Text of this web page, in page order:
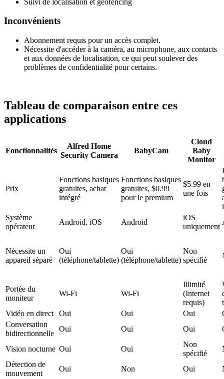
Inconvénients
Abonnement requis pour un accès complet.
Nécessite d'accéder à la caméra, au microphone, aux contacts
et aux données de localisation, ce qui peut soulever des
problèmes de confidentialité pour certains.
Tableau de comparaison entre ces
applications
Fonctionnalités
Alfred Home
Security Camera
BabyCam
Cloud
Baby
Monitor
Prix
Fonctions basiques
gratuites, achat
intégré
Fonctions basiques
gratuites, $0.99
pour le premium
$5.99 en
une fois
Système
opérateur
Android, iOS Android
iOS
uniquement
Nécessite un
appareil séparé
Oui
(téléphone/tablette)
Oui
(téléphone/tablette)
Non
spécifié
Portée du
moniteur
Wi-Fi Wi-Fi
Illimité
(Internet
requis)
Vidéo en direct
Oui Oui Oui
Conversation
bidirectionnelle
Oui Oui Oui
Vision nocturne Oui Oui
Non
spécifié
Détection de
mouvement
Oui Non Oui